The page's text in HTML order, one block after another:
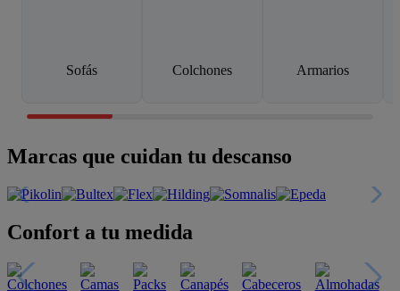
Sofás Colchones Armarios
Marcas que cuidan tu descanso
Confort a tu medida